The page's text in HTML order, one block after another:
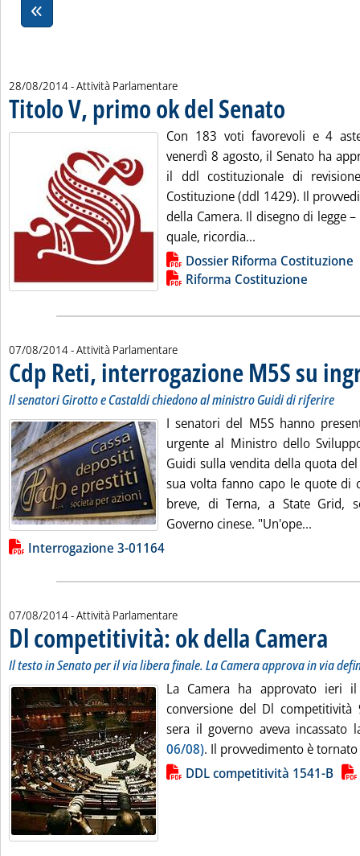
28/08/2014- Attività Parlamentare
Titolo V, primo ok del Senato
Con 183 voti favorevoli e 4
venerdì 8 agosto, il Senato ha
il ddl costituzionale di
Costituzione (ddl 1429). Il
della Camera. Il disegno di legge
quale, ricordia...
Lista allegati PDF alla notiziaDossier Riforma Costituzione
Riforma Costituzione
07/08/2014- Attività Parlamentare
Cdp Reti, interrogazione M5S su
Il senatori Girotto e Castaldi chiedono al ministro Guidi di riferire
I senatori del M5S hanno
urgente al Ministro dello
Guidi sulla vendita della quota
sua volta fanno capo le quote di
breve, di Terna, a State Grid,
Governo cinese. "Un'ope...
Lista allegati PDF alla notizia
Interrogazione 3-01164
07/08/2014- Attività Parlamentare
Dl competitività: ok della Camera
Il testo in Senato per il via libera finale. La Camera approva in via
La Camera ha approvato ieri
conversione del Dl
sera il governo aveva incassato
06/08). Il provvedimento è tornato
Lista allegati PDF alla notiziaDDL competitività 1541-B